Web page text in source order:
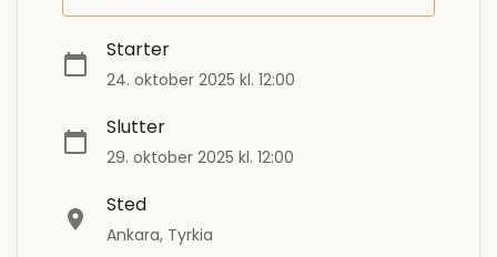
Starter
24. oktober 2025 kl. 12:00
Slutter
29. oktober 2025 kl. 12:00
Sted
Ankara, Tyrkia